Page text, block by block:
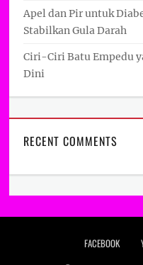
Apel dan Pir untuk
Stabilkan Gula Darah
Ciri-Ciri Batu Empedu
Dini
RECENT COMMENTS
Footer menuFACEBOOK